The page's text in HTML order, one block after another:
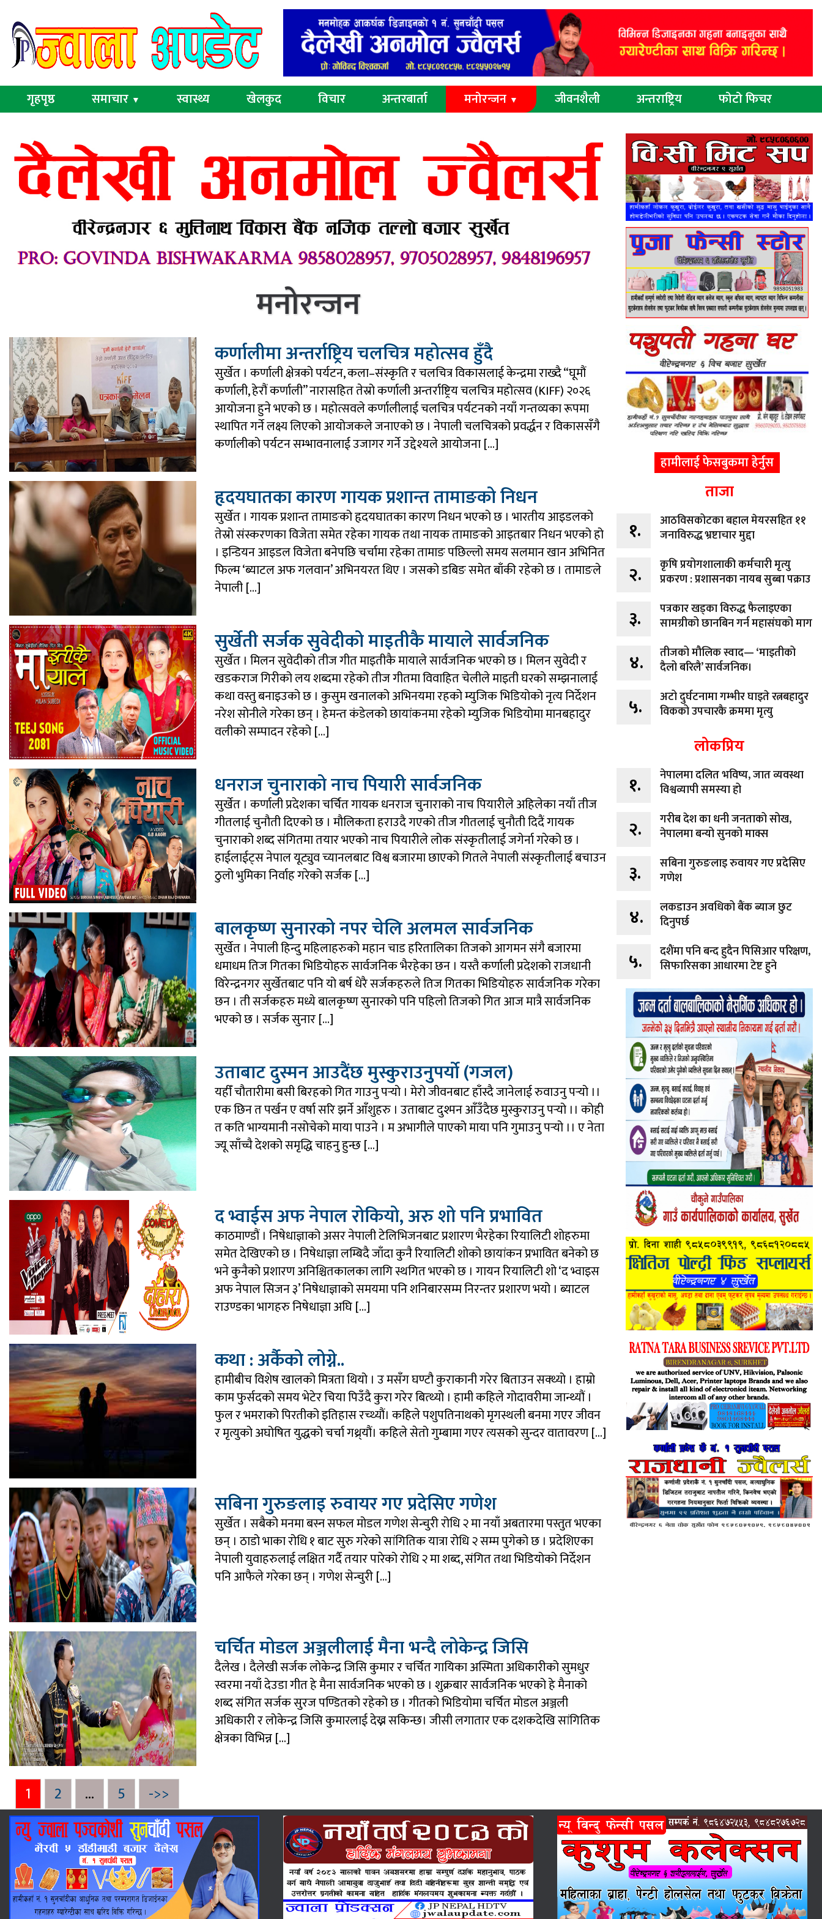
गृहपृष्ठ समाचार ▼ स्वास्थ्य खेलकुद विचार अन्तरबार्ता मनोरन्जन ▼ जीवनशैली अन्तराष्ट्रिय फोटो फिचर
मनोरन्जन
कर्णालीमा अन्तर्राष्ट्रिय चलचित्र महोत्सव हुँदै
सुर्खेत । कर्णाली क्षेत्रको पर्यटन, कला–संस्कृति र चलचित्र विकासलाई केन्द्रमा राख्दै “घूमौं
कर्णाली, हेरौं कर्णाली” नारासहित तेस्रो कर्णाली अन्तर्राष्ट्रिय चलचित्र महोत्सव (KIFF) २०२६
आयोजना हुने भएको छ । महोत्सवले कर्णालीलाई चलचित्र पर्यटनको नयाँ गन्तव्यका रूपमा
स्थापित गर्ने लक्ष्य लिएको आयोजकले जनाएको छ । नेपाली चलचित्रको प्रवर्द्धन र विकाससँगै
कर्णालीको पर्यटन सम्भावनालाई उजागर गर्ने उद्देश्यले आयोजना […]
हृदयघातका कारण गायक प्रशान्त तामाङको निधन
सुर्खेत । गायक प्रशान्त तामाङको हृदयघातका कारण निधन भएको छ । भारतीय आइडलको
तेस्रो संस्करणका विजेता समेत रहेका गायक तथा नायक तामाङको आइतबार निधन भएको हो
। इन्डियन आइडल विजेता बनेपछि चर्चामा रहेका तामाङ पछिल्लो समय सलमान खान अभिनित
फिल्म ‘ब्याटल अफ गलवान’ अभिनयरत थिए । जसको डबिङ समेत बाँकी रहेको छ । तामाङले
नेपाली […]
सुर्खेती सर्जक सुवेदीको माइतीकै मायाले सार्वजनिक
सुर्खेत । मिलन सुवेदीको तीज गीत माइतीकै मायाले सार्वजनिक भएको छ । मिलन सुवेदी र
खडकराज गिरीको लय शब्दमा रहेको तीज गीतमा विवाहित चेलीले माइती घरको सम्झनालाई
कथा वस्तु बनाइउको छ । कुसुम खनालको अभिनयमा रहको म्युजिक भिडियोको नृत्य निर्देशन
नरेश सोनीले गरेका छन् । हेमन्त कंडेलको छायांकनमा रहेको म्युजिक भिडियोमा मानबहादुर
वलीको सम्पादन रहेको […]
धनराज चुनाराकाे नाच पियारी सार्वजनिक
सुर्खेत । कर्णाली प्रदेशका चर्चित गायक धनराज चुनाराको नाच पियारीले अहिलेका नयाँ तीज
गीतलाई चुनौती दिएको छ । मौलिकता हराउदै गएको तीज गीतलाई चुनौती दिदैं गायक
चुनाराको शब्द संगितमा तयार भएको नाच पियारीले लोक संस्कृतीलाई जगेर्ना गरेको छ ।
हाईलाईट्स नेपाल यूट्युव च्यानलबाट विश्व बजारमा छाएको गितले नेपाली संस्कृतीलाई बचाउन
ठुलो भुमिका निर्वाह गरेको सर्जक […]
बालकृष्ण सुनारको नपर चेलि अलमल सार्वजनिक
सुर्खेत । नेपाली हिन्दु महिलाहरुको महान चाड हरितालिका तिजको आगमन संगै बजारमा
धमाधम तिज गितका भिडियोहरु सार्वजनिक भैरहेका छन । यस्तै कर्णाली प्रदेशको राजधानी
विरेन्द्रनगर सुर्खेतबाट पनि यो बर्ष धेरै सर्जकहरुले तिज गितका भिडियोहरु सार्वजनिक गरेका
छन । ती सर्जकहरु मध्ये बालकृष्ण सुनारको पनि पहिलो तिजको गित आज मात्रै सार्वजनिक
भएको छ । सर्जक सुनार […]
उताबाट दुस्मन आउदैंछ मुस्कुराउनुपर्याे (गजल)
यहीँ चौतारीमा बसी बिरहको गित गाउनु पर्‍यो । मेरो जीवनबाट हाँस्दै जानेलाई रुवाउनु पर्‍यो ।।
एक छिन त पर्खन ए वर्षा सरि झर्ने आँशुहरु । उताबाट दुश्मन आँउँदैछ मुस्कुराउनु पर्‍यो ।। कोही
त कति भाग्यमानी नसोचेको माया पाउने । म अभागीले पाएको माया पनि गुमाउनु पर्‍यो ।। ए नेता
ज्यू साँच्चै देशको समृद्धि चाहनु हुन्छ […]
द भ्वाईस अफ नेपाल रोकियो, अरु शो पनि प्रभावित
काठमाण्डौं । निषेधाज्ञाको असर नेपाली टेलिभिजनबाट प्रशारण भैरहेका रियालिटी शोहरुमा
समेत देखिएको छ । निषेधाज्ञा लम्बिदै जाँदा कुनै रियालिटी शोको छायांकन प्रभावित बनेको छ
भने कुनैको प्रशारण अनिश्चितकालका लागि स्थगित भएको छ । गायन रियालिटी शो ‘द भ्वाइस
अफ नेपाल सिजन ३’ निषेधाज्ञाको समयमा पनि शनिबारसम्म निरन्तर प्रशारण भयो । ब्याटल
राउण्डका भागहरु निषेधाज्ञा अघि […]
कथा : अर्कैको लोग्ने..
हामीबीच विशेष खालको मित्रता थियो । उ मसँग घण्टौ कुराकानी गरेर बिताउन सक्थ्यो । हाम्रो
काम फुर्सदको समय भेटेर चिया पिउँदै कुरा गरेर बित्थ्यो । हामी कहिले गोदावरीमा जान्थ्यौं ।
फुल र भमराको पिरतीको इतिहास रच्थ्यौं। कहिले पशुपतिनाथको मृगस्थली बनमा गएर जीवन
र मृत्युको अघोषित युद्धको चर्चा गथ्र्यौं। कहिले सेतो गुम्बामा गएर त्यसको सुन्दर वातावरण […]
सबिना गुरुङलाइ रुवायर गए प्रदेसिए गणेश
सुर्खेत । सबैको मनमा बस्न सफल मोडल गणेश सेन्चुरी रोधि २ मा नयाँ अबतारमा पस्तुत भएका
छन् । ठाडो भाका रोधि १ बाट सुरु गरेको सांगितिक यात्रा रोधि २ सम्म पुगेको छ । प्रदेशिएका
नेपाली युवाहरुलाई लक्षित गर्दै तयार पारेको रोधि २ मा शब्द, संगित तथा भिडियोको निर्देशन
पनि आफैले गरेका छन् । गणेश सेन्चुरी […]
चर्चित मोडल अञ्जलीलाई मैना भन्दै लोकेन्द्र जिसि
दैलेख । दैलेखी सर्जक लोकेन्द्र जिसि कुमार र चर्चित गायिका अस्मिता अधिकारीको सुमधुर
स्वरमा नयाँ देउडा गीत हे मैना सार्वजनिक भएको छ । शुक्रबार सार्वजनिक भएको हे मैनाको
शब्द संगित सर्जक सुरज पण्डितको रहेको छ । गीतको भिडियोमा चर्चित मोडल अञ्जली
अधिकारी र लोकेन्द्र जिसि कुमारलाई देख्न सकिन्छ। जीसी लगातार एक दशकदेखि सांगितिक
क्षेत्रका विभिन्न […]
Posts
pagination
Page
1 Page
2 … Page
5 ->>
हामीलाई फेसबुकमा हेर्नुस
ताजा
१.
आठविसकोटका बहाल मेयरसहित ११
जनाविरुद्ध भ्रष्टाचार मुद्दा
२.
कृषि प्रयोगशालाकी कर्मचारी मृत्यु
प्रकरण : प्रशासनका नायब सुब्बा पक्राउ
३.
पत्रकार खड्का विरुद्ध फैलाइएका
सामग्रीको छानबिन गर्न महासंघको माग
४.
तीजको मौलिक स्वाद— ‘माइतीको
दैलो बरिलै’ सार्वजनिक।
५.
अटो दुर्घटनामा गम्भीर घाइते रत्नबहादुर
विकको उपचारकै क्रममा मृत्यु
लोकप्रिय
१.
नेपालमा दलित भविष्य, जात व्यवस्था
विश्वव्यापी समस्या हो
२.
गरीब देश का धनी जनताको सोख,
नेपालमा बन्यो सुनको माक्स
३.
सबिना गुरुङलाइ रुवायर गए प्रदेसिए
गणेश
४.
लकडाउन अवधिको बैंक ब्याज छुट
दिनुपर्छ
५.
दशैंमा पनि बन्द हुदैन पिसिआर परिक्षण,
सिफारिसका आधारमा टेष्ट हुने